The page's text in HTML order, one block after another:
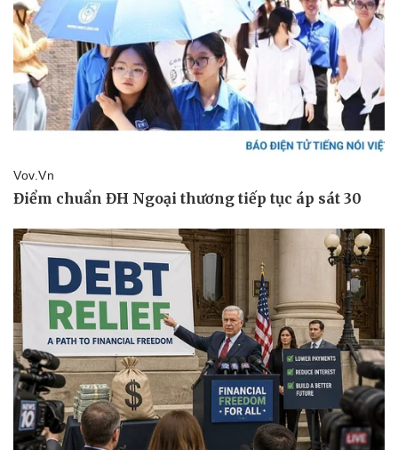
Kinh tế
Bất động sản
Khởi nghiệp
Thị trường
Giá vàng
Tiêu dùng
Tỷ giá
Chứng khoán
Giá cà phê